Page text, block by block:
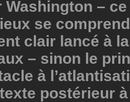
Washington –
se
clair lancé à la
– sinon le
à
postérieur à